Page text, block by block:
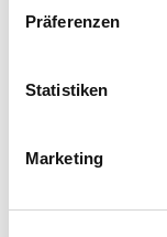
Präferenzen
Statistiken
Marketing
IN DEN
Bis 17:00